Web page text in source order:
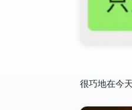
很巧地在今